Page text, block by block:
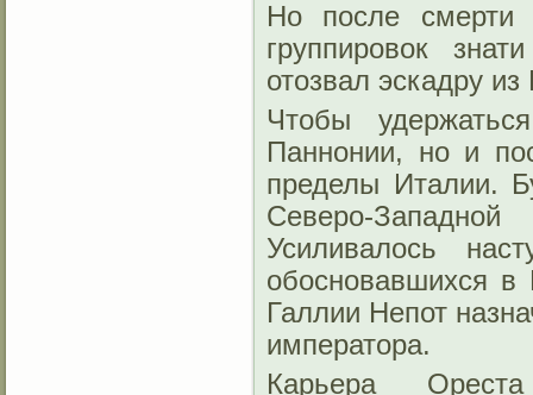
Но после смерти
группировок
отозвал эскадру
Чтобы
Паннонии, но и
пределы Италии.
Усиливалось
обосновавшихся
Галлии Непот
императора.
Карьера